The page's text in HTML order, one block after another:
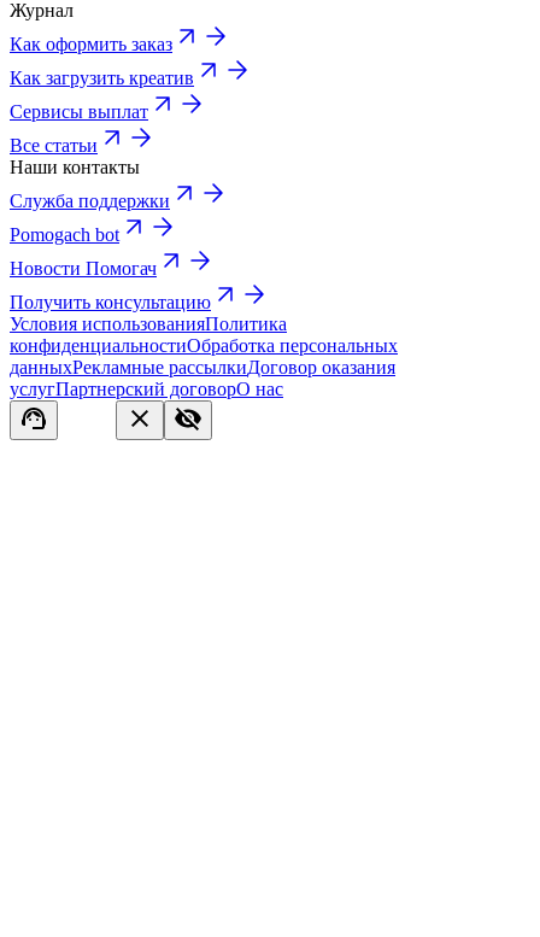
Журнал
Как оформить заказ
Как загрузить креатив
Сервисы выплат
Все статьи
Наши контакты
Служба поддержки
Pomogach bot
Новости Помогач
Получить консультацию
Условия использованияПолитика
конфиденциальностиОбработка персональных
данныхРекламные рассылкиДоговор оказания
услугПартнерский договорО нас